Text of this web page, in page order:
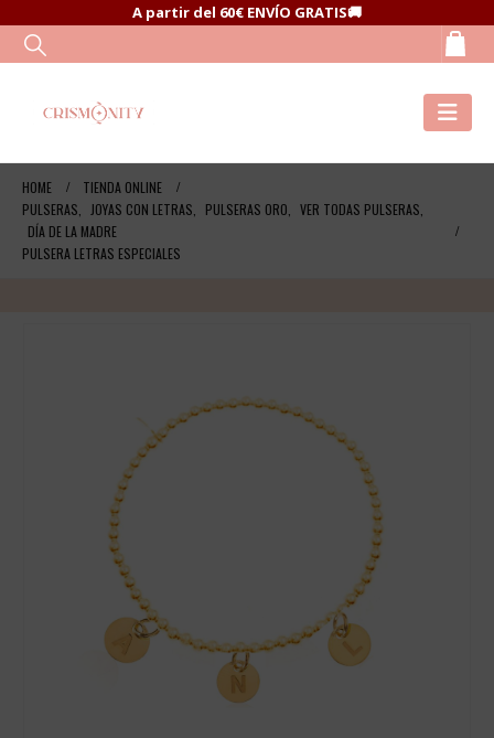
A partir del 60€ ENVÍO GRATIS🚚
HOME
TIENDA ONLINE
PULSERAS
JOYAS CON LETRAS PULSERAS ORO VER TODAS PULSERAS
DÍA DE LA MADRE
PULSERA LETRAS ESPECIALES